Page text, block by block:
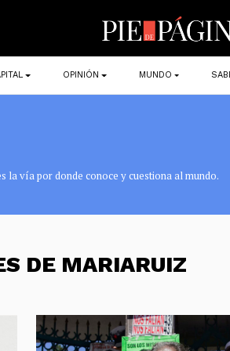
OPINIÓN MUNDO
la vía por donde conoce y cuestiona al mundo.
DE MARIARUIZ